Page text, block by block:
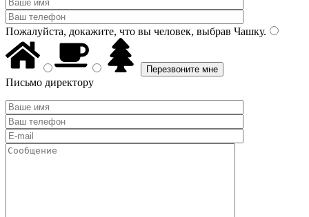
Пожалуйста, докажите, что вы человек, выбрав Чашку.
Письмо директору